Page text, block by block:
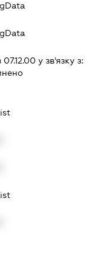
у зв'язку з: